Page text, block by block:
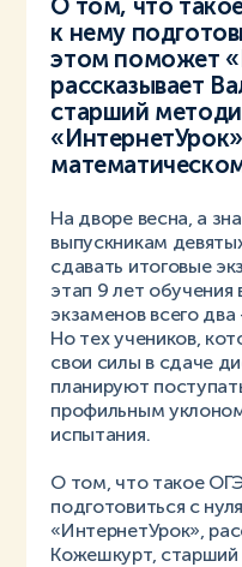
О том, что
к нему
этом поможет
рассказывает
старший
На дворе весна, а
выпускникам
сдавать итоговые
этап 9 лет
экзаменов всего
Но тех учеников,
свои силы в сдаче
планируют
профильным
испытания.
О том, что такое
подготовиться с
«ИнтернетУрок»,
Кожешкурт,